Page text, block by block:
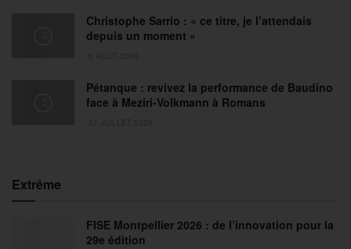
Christophe Sarrio : « ce titre, je l’attendais
depuis un moment »
Pétanque : revivez la performance de Baudino
face à Meziri-Volkmann à Romans
Extrême
FISE Montpellier 2026 : de l’innovation pour la
29e édition